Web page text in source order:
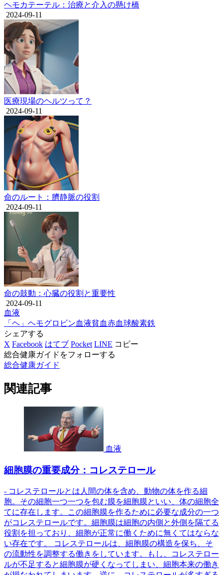
ヘモカテーテル：治療と介入の懸け橋
2024-09-11
医療現場のヘルツって？
2024-09-11
命のルート：臍静脈の役割
2024-09-11
命の鼓動：心臓の役割と重要性
2024-09-11
血液
「ヘ」 ヘモグロビン血液貧血赤血球酸素鉄
シェアする
X Facebook はてブ Pocket LINE コピー
総合健康ガイドをフォローする
総合健康ガイド
関連記事
血液
細胞膜の重要成分：コレステロール
- コレステロールとは人間の体を含め、動物の体を作る細
胞。その細胞一つ一つを包む膜を細胞膜といい、体の細胞全
てに存在します。この細胞膜を作るために必要な成分の一つ
がコレステロールです。細胞膜は細胞の内側と外側を隔てる
役割を担っており、細胞が正常に働くために無くてはならな
い存在です。 コレステロールは、細胞膜の構造を保ち、そ
の流動性を調整する働きをしています。もし、コレステロー
ルが不足すると細胞膜が硬くなってしまい、細胞本来の働き